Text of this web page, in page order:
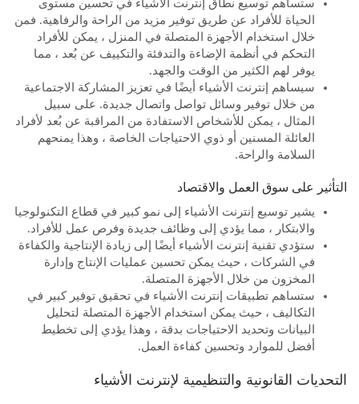
ستساهم توسيع نطاق إنترنت الأشياء في تحسين مستوى
الحياة للأفراد عن طريق توفير مزيد من الراحة والرفاهية. فمن
خلال استخدام الأجهزة المتصلة في المنزل ، يمكن للأفراد
التحكم في أنظمة الإضاءة والتدفئة والتكييف عن بُعد ، مما
يوفر لهم الكثير من الوقت والجهد.
سيساهم إنترنت الأشياء أيضًا في تعزيز المشاركة الاجتماعية
من خلال توفير وسائل تواصل واتصال جديدة. على سبيل
المثال ، يمكن للأشخاص الاستفادة من المراقبة عن بُعد لأفراد
العائلة المسنين أو ذوي الاحتياجات الخاصة ، وهذا يمنحهم
السلامة والراحة.
التأثير على سوق العمل والاقتصاد
يشير توسيع إنترنت الأشياء إلى نمو كبير في قطاع التكنولوجيا
والابتكار ، مما يؤدي إلى وظائف جديدة وفرص عمل للأفراد.
ستؤدي تقنية إنترنت الأشياء أيضًا إلى زيادة الإنتاجية والكفاءة
في الشركات ، حيث يمكن تحسين عمليات الإنتاج وإدارة
المخزون من خلال الأجهزة المتصلة.
ستساهم تطبيقات إنترنت الأشياء في تحقيق توفير كبير في
التكاليف ، حيث يمكن استخدام الأجهزة المتصلة لتحليل
البيانات وتحديد الاحتياجات بدقة ، وهذا يؤدي إلى تخطيط
أفضل للموارد وتحسين كفاءة العمل.
التحديات القانونية والتنظيمية لإنترنت الأشياء